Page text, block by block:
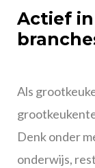
Actief
Als
Denk onder
onderwijs,